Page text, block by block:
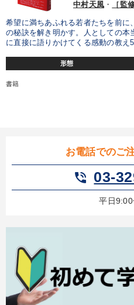
お電話でのご
phone_in_talk 03-
平日
中村天風 ・ ［監
希望に満ちあふれる若者たちを前に
の秘訣を解き明かす。人としての
に直接に語りかけてくる感動の教え
形態
書籍